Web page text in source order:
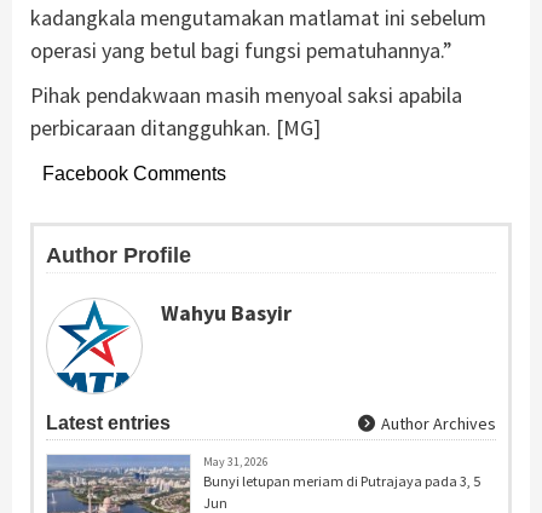
kadangkala mengutamakan matlamat ini sebelum
operasi yang betul bagi fungsi pematuhannya.”
Pihak pendakwaan masih menyoal saksi apabila
perbicaraan ditangguhkan. [MG]
Facebook Comments
Author Profile
Wahyu Basyir
Latest entries Author Archives
May 31, 2026
Bunyi letupan meriam di Putrajaya pada 3, 5
Jun